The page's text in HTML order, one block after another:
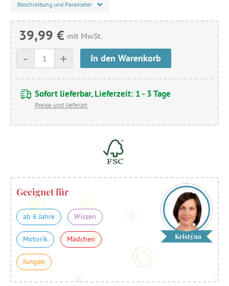
Beschreibung und Parameter
39,99 € mit MwSt.
+
- In den Warenkorb
Sofort lieferbar, Lieferzeit: 1 - 3 Tage
Preise und lieferart
Geeignet für
ab 6 Jahre Wissen
Motorik Mädchen
Jungen
Kristýna